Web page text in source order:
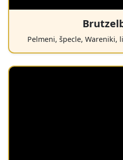
Pelmeni, špecle, Wareniki,